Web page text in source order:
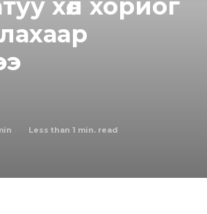
хөл хориог
Less than 1 min. read